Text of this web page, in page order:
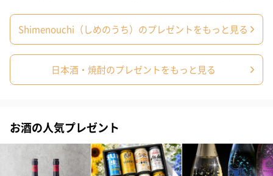
（1,500円）
Shimenouchi（しめのうち）のプレゼントをもっと見る
日本酒・焼酎のプレゼントをもっと見る
お酒の人気プレゼント